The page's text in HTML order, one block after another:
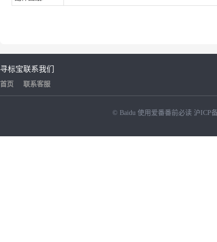
寻标宝
首页
联系我们
联系客服
© Baidu 使用爱番番前必读 沪ICP